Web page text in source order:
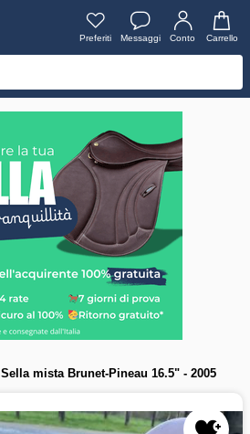
Preferiti Messaggi Conto Carrello
Sella mista Brunet-Pineau 16.5" - 2005